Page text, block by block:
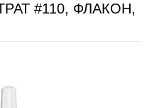
#110, ФЛАКОН,